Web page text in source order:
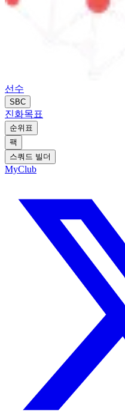
선수
SBC
진화목표
순위표
팩
스쿼드 빌더
MyClub